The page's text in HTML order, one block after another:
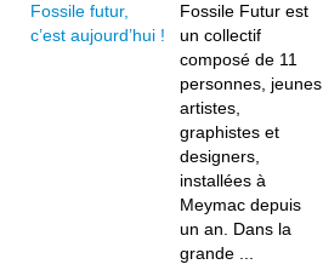
Fossile futur,
c’est aujourd’hui !
Fossile Futur est
un collectif
composé de 11
personnes, jeunes
artistes,
graphistes et
designers,
installées à
Meymac depuis
un an. Dans la
grande ...